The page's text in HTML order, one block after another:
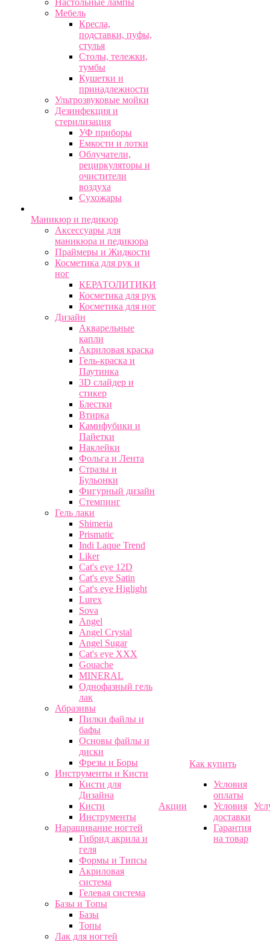
Настольные лампы
Мебель
Кресла,
подставки, пуфы,
стулья
Столы, тележки,
тумбы
Кушетки и
принадлежности
Ультрозвуковые мойки
Дезинфекция и
стерилизация
УФ приборы
Емкости и лотки
Облучатели,
рециркуляторы и
очистители
воздуха
Сухожары
Маникюр и педикюр
Аксессуары для
маникюра и педикюра
Праймеры и Жидкости
Косметика для рук и
ног
КЕРАТОЛИТИКИ
Косметика для рук
Косметика для ног
Дизайн
Акварельные
капли
Акриловая краска
Гель-краска и
Паутинка
3D слайдер и
стикер
Блестки
Втирка
Камифубики и
Пайетки
Наклейки
Фольга и Лента
Стразы и
Бульонки
Фигурный дизайн
Стемпинг
Гель лаки
Shimeria
Prismatic
Indi Laque Trend
Liker
Cat's eye 12D
Cat's eye Satin
Cat's eye Higlight
Lurex
Sova
Angel
Angel Crystal
Angel Sugar
Cat's eye XXX
Gouache
MINERAL
Однофазный гель
лак
Абразивы
Пилки файлы и
бафы
Основы файлы и
диски
Фрезы и Боры
Инструменты и Кисти
Кисти для
Дизайна
Кисти
Инструменты
Наращивание ногтей
Гибрид акрила и
геля
Формы и Типсы
Акриловая
система
Гелевая система
Базы и Топы
Базы
Топы
Лак для ногтей
Акции
Как купить
Условия
оплаты
Условия
доставки
Гарантия
на товар